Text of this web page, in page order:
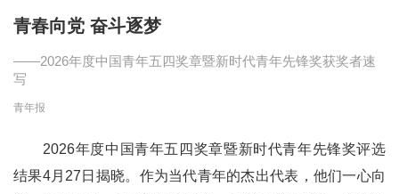
青春向党 奋斗逐梦
——2026年度中国青年五四奖章暨新时代青年先锋奖获奖者速
写
青年报
2026年度中国青年五四奖章暨新时代青年先锋奖评选
结果4月27日揭晓。作为当代青年的杰出代表，他们一心向